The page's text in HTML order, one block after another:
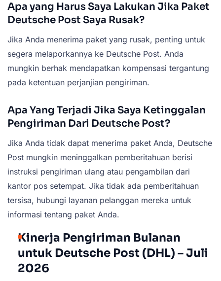
Apa yang Harus Saya Lakukan Jika Paket
Deutsche Post Saya Rusak?
Jika Anda menerima paket yang rusak, penting untuk
segera melaporkannya ke Deutsche Post. Anda
mungkin berhak mendapatkan kompensasi tergantung
pada ketentuan perjanjian pengiriman.
Apa Yang Terjadi Jika Saya Ketinggalan
Pengiriman Dari Deutsche Post?
Jika Anda tidak dapat menerima paket Anda, Deutsche
Post mungkin meninggalkan pemberitahuan berisi
instruksi pengiriman ulang atau pengambilan dari
kantor pos setempat. Jika tidak ada pemberitahuan
tersisa, hubungi layanan pelanggan mereka untuk
informasi tentang paket Anda.
Kinerja Pengiriman Bulanan
untuk Deutsche Post (DHL) – Juli
2026